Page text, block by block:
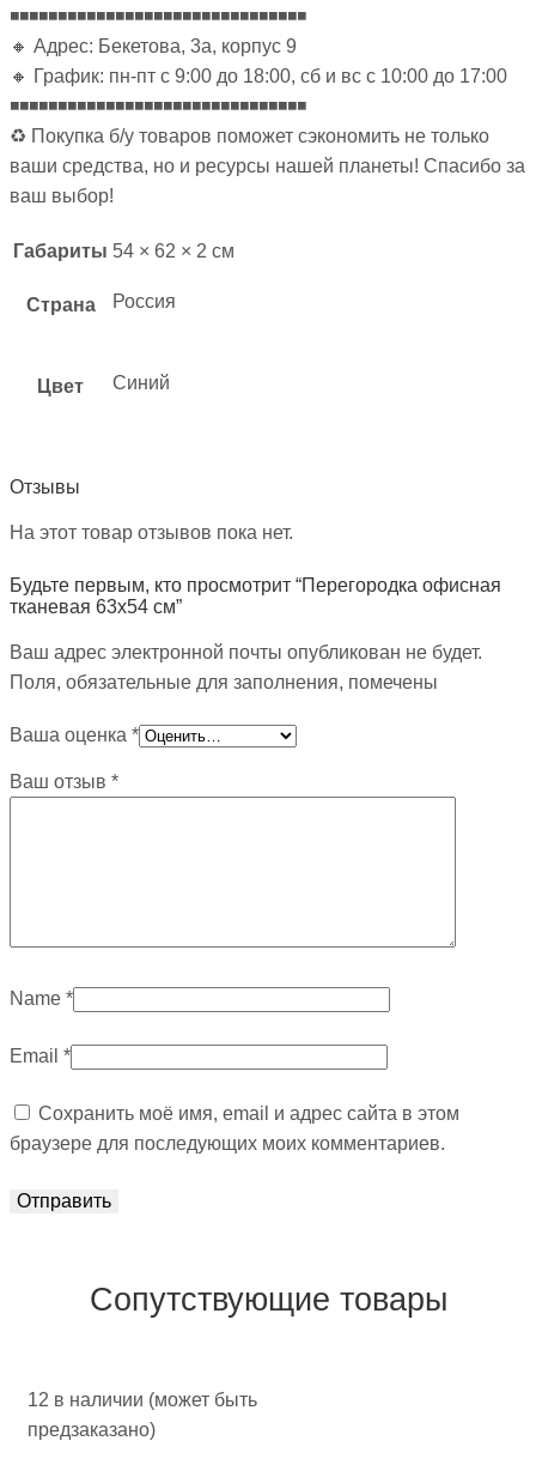
◾◾◾◾◾◾◾◾◾◾◾◾◾◾◾◾◾◾◾◾◾◾◾◾◾◾◾◾◾◾◾
🔸 Адрес: Бекетова, 3а, корпус 9
🔸 График: пн-пт с 9:00 до 18:00, сб и вс с 10:00 до 17:00
◾◾◾◾◾◾◾◾◾◾◾◾◾◾◾◾◾◾◾◾◾◾◾◾◾◾◾◾◾◾◾
♻ Покупка б/у товаров поможет сэкономить не только
ваши средства, но и ресурсы нашей планеты! Спасибо за
ваш выбор!
Габариты 54 × 62 × 2 см
Страна Россия
Цвет Синий
Отзывы
На этот товар отзывов пока нет.
Будьте первым, кто просмотрит “Перегородка офисная
тканевая 63х54 см”
Ваш адрес электронной почты опубликован не будет.
Поля, обязательные для заполнения, помечены
Ваша оценка *
Ваш отзыв *
Name *
Email *
Сохранить моё имя, email и адрес сайта в этом
браузере для последующих моих комментариев.
Сопутствующие товары
12 в наличии (может быть
предзаказано)